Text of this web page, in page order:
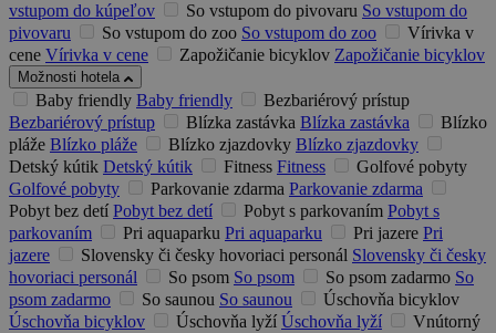
vstupom do kúpeľov
So vstupom do pivovaru So vstupom do
pivovaru
So vstupom do zoo So vstupom do zoo
Vírivka v
cene Vírivka v cene Zapožičanie bicyklov Zapožičanie bicyklov
Možnosti hotela
Baby friendly Baby friendly
Bezbariérový prístup
Bezbariérový prístup
Blízka zastávka Blízka zastávka
Blízko
pláže Blízko pláže Blízko zjazdovky Blízko zjazdovky
Detský kútik Detský kútik Fitness Fitness
Golfové pobyty
Golfové pobyty
Parkovanie zdarma Parkovanie zdarma
Pobyt bez detí Pobyt bez detí Pobyt s parkovaním Pobyt s
parkovaním
Pri aquaparku Pri aquaparku Pri jazere Pri
jazere
Slovensky či česky hovoriaci personál Slovensky či česky
hovoriaci personál
So psom So psom So psom zadarmo So
psom zadarmo
So saunou So saunou
Úschovňa bicyklov
Úschovňa bicyklov
Úschovňa lyží Úschovňa lyží
Vnútorný